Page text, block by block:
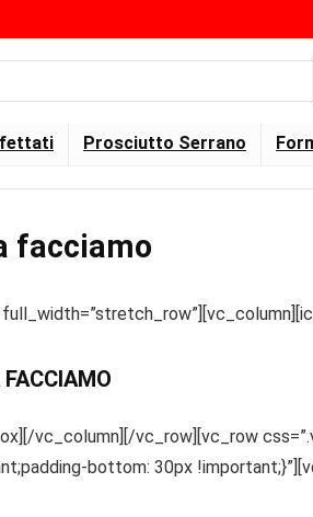
Prosciutto Serrano
facciamo
vc_column][/vc_row][vc_row
bottom: 30px